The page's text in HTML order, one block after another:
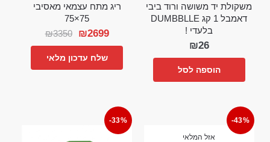
משקולת יד משושה ורוד ביבי
דאמבל 1 קג DUMBBLLE
בלעדי !
₪26
הוספה לסל
ריג מתח עצמאי מאסיבי
75×75
₪3350 ₪2699
שלח עדכון מלאי
-43%
אזל המלאי
-33%